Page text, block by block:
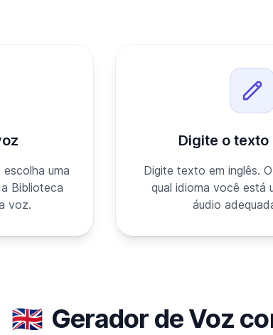
uma
Biblioteca
voz.
Digite o texto
Digite texto em inglês.
qual idioma você está
áudio
🇬🇧 Gerador de Voz